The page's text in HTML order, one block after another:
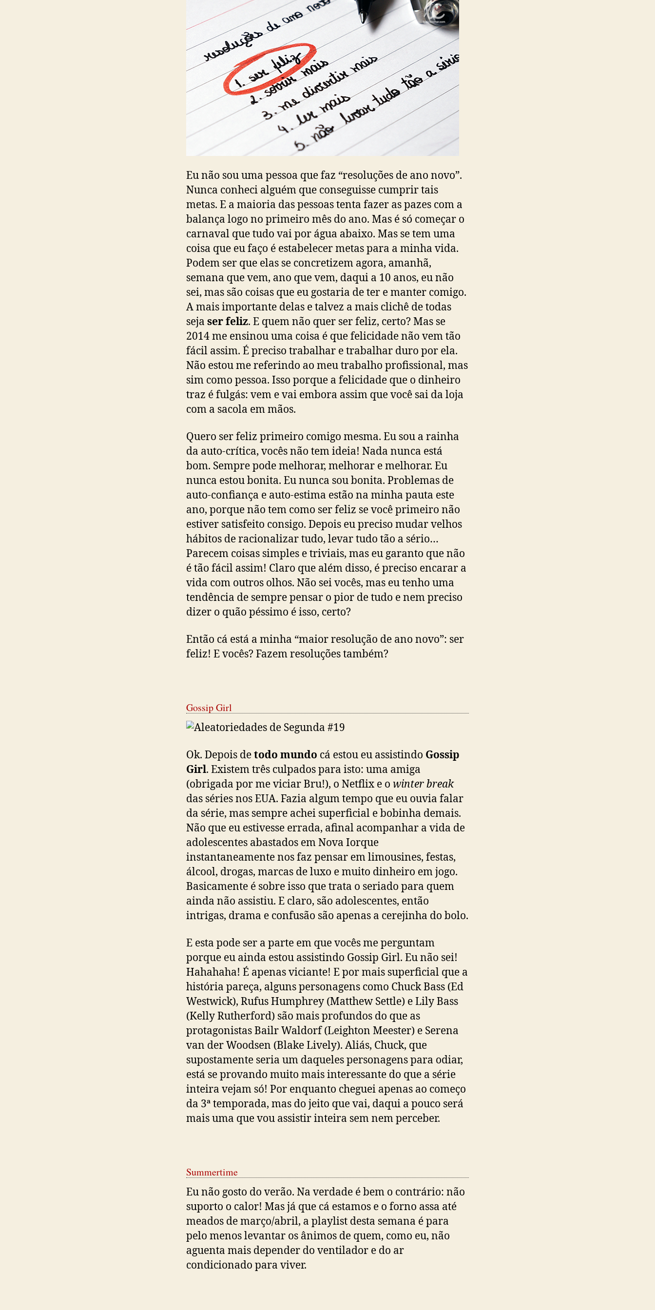
Eu não sou uma pessoa que faz “resoluções de ano novo”.
Nunca conheci alguém que conseguisse cumprir tais
metas. E a maioria das pessoas tenta fazer as pazes com a
balança logo no primeiro mês do ano. Mas é só começar o
carnaval que tudo vai por água abaixo. Mas se tem uma
coisa que eu faço é estabelecer metas para a minha vida.
Podem ser que elas se concretizem agora, amanhã,
semana que vem, ano que vem, daqui a 10 anos, eu não
sei, mas são coisas que eu gostaria de ter e manter comigo.
A mais importante delas e talvez a mais clichê de todas
seja ser feliz. E quem não quer ser feliz, certo? Mas se
2014 me ensinou uma coisa é que felicidade não vem tão
fácil assim. É preciso trabalhar e trabalhar duro por ela.
Não estou me referindo ao meu trabalho profissional, mas
sim como pessoa. Isso porque a felicidade que o dinheiro
traz é fulgás: vem e vai embora assim que você sai da loja
com a sacola em mãos.
Quero ser feliz primeiro comigo mesma. Eu sou a rainha
da auto-crítica, vocês não tem ideia! Nada nunca está
bom. Sempre pode melhorar, melhorar e melhorar. Eu
nunca estou bonita. Eu nunca sou bonita. Problemas de
auto-confiança e auto-estima estão na minha pauta este
ano, porque não tem como ser feliz se você primeiro não
estiver satisfeito consigo. Depois eu preciso mudar velhos
hábitos de racionalizar tudo, levar tudo tão a sério…
Parecem coisas simples e triviais, mas eu garanto que não
é tão fácil assim! Claro que além disso, é preciso encarar a
vida com outros olhos. Não sei vocês, mas eu tenho uma
tendência de sempre pensar o pior de tudo e nem preciso
dizer o quão péssimo é isso, certo?
Então cá está a minha “maior resolução de ano novo”: ser
feliz! E vocês? Fazem resoluções também?
Gossip Girl
Ok. Depois detodo mundo cá estou eu assistindo Gossip
Girl. Existem três culpados para isto: uma amiga
(obrigada por me viciar Bru!), o Netflix e o winter break
das séries nos EUA. Fazia algum tempo que eu ouvia falar
da série, mas sempre achei superficial e bobinha demais.
Não que eu estivesse errada, afinal acompanhar a vida de
adolescentes abastados em Nova Iorque
instantaneamente nos faz pensar em limousines, festas,
álcool, drogas, marcas de luxo e muito dinheiro em jogo.
Basicamente é sobre isso que trata o seriado para quem
ainda não assistiu. E claro, são adolescentes, então
intrigas, drama e confusão são apenas a cerejinha do bolo.
E esta pode ser a parte em que vocês me perguntam
porque eu ainda estou assistindo Gossip Girl. Eu não sei!
Hahahaha! É apenas viciante! E por mais superficial que a
história pareça, alguns personagens como Chuck Bass (Ed
Westwick), Rufus Humphrey (Matthew Settle) e Lily Bass
(Kelly Rutherford) são mais profundos do que as
protagonistas Bailr Waldorf (Leighton Meester) e Serena
van der Woodsen (Blake Lively). Aliás, Chuck, que
supostamente seria um daqueles personagens para odiar,
está se provando muito mais interessante do que a série
inteira vejam só! Por enquanto cheguei apenas ao começo
da 3ª temporada, mas do jeito que vai, daqui a pouco será
mais uma que vou assistir inteira sem nem perceber.
Summertime
Eu não gosto do verão. Na verdade é bem o contrário: não
suporto o calor! Mas já que cá estamos e o forno assa até
meados de março/abril, a playlist desta semana é para
pelo menos levantar os ânimos de quem, como eu, não
aguenta mais depender do ventilador e do ar
condicionado para viver.